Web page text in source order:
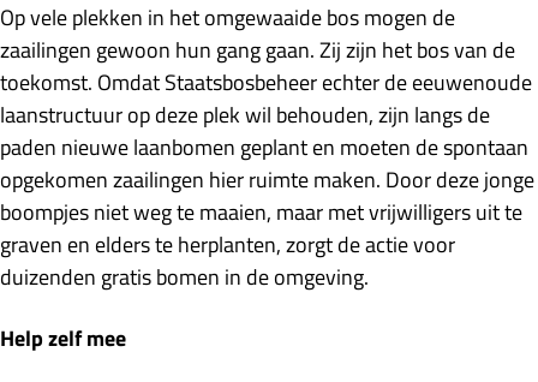
Op vele plekken in het omgewaaide bos mogen de
zaailingen gewoon hun gang gaan. Zij zijn het bos van de
toekomst. Omdat Staatsbosbeheer echter de eeuwenoude
laanstructuur op deze plek wil behouden, zijn langs de
paden nieuwe laanbomen geplant en moeten de spontaan
opgekomen zaailingen hier ruimte maken. Door deze jonge
boompjes niet weg te maaien, maar met vrijwilligers uit te
graven en elders te herplanten, zorgt de actie voor
duizenden gratis bomen in de omgeving.
Help zelf mee